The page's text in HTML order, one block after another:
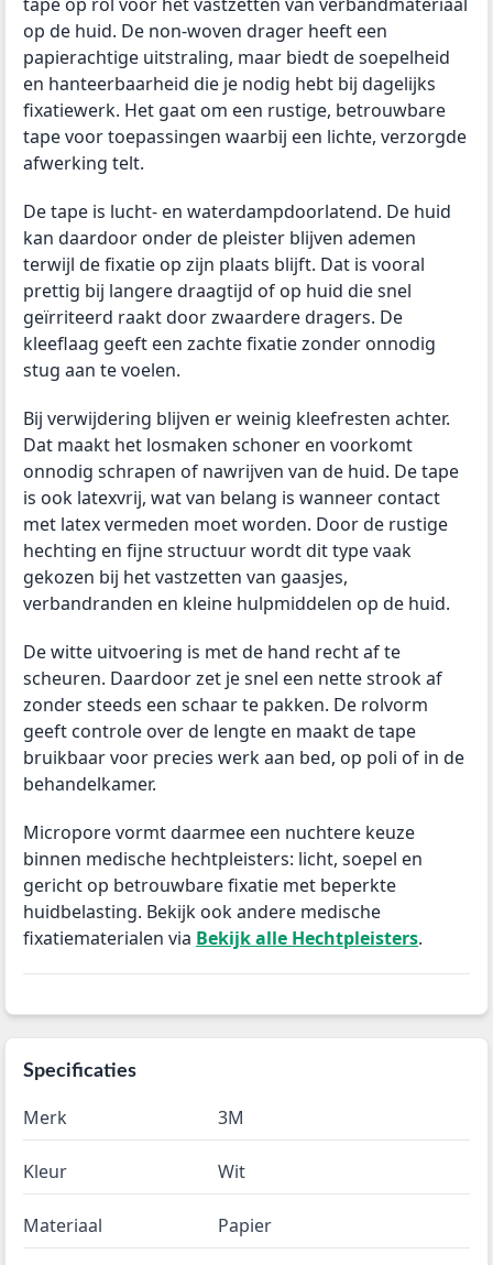
op de huid. De non-woven drager heeft een
papierachtige uitstraling, maar biedt de soepelheid
en hanteerbaarheid die je nodig hebt bij dagelijks
fixatiewerk. Het gaat om een rustige, betrouwbare
tape voor toepassingen waarbij een lichte, verzorgde
afwerking telt.
De tape is lucht- en waterdampdoorlatend. De huid
kan daardoor onder de pleister blijven ademen
terwijl de fixatie op zijn plaats blijft. Dat is vooral
prettig bij langere draagtijd of op huid die snel
geïrriteerd raakt door zwaardere dragers. De
kleeflaag geeft een zachte fixatie zonder onnodig
stug aan te voelen.
Bij verwijdering blijven er weinig kleefresten achter.
Dat maakt het losmaken schoner en voorkomt
onnodig schrapen of nawrijven van de huid. De tape
is ook latexvrij, wat van belang is wanneer contact
met latex vermeden moet worden. Door de rustige
hechting en fijne structuur wordt dit type vaak
gekozen bij het vastzetten van gaasjes,
verbandranden en kleine hulpmiddelen op de huid.
De witte uitvoering is met de hand recht af te
scheuren. Daardoor zet je snel een nette strook af
zonder steeds een schaar te pakken. De rolvorm
geeft controle over de lengte en maakt de tape
bruikbaar voor precies werk aan bed, op poli of in de
behandelkamer.
Micropore vormt daarmee een nuchtere keuze
binnen medische hechtpleisters: licht, soepel en
gericht op betrouwbare fixatie met beperkte
huidbelasting. Bekijk ook andere medische
fixatiematerialen via Bekijk alle Hechtpleisters.
Specificaties
Merk 3M
Kleur Wit
Materiaal Papier